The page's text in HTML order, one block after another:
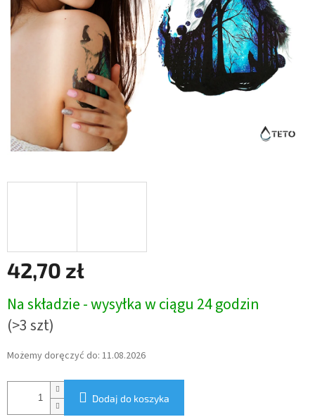
42,70 zł
jednostkowa:
Na składzie - wysyłka w ciągu 24 godzin
(>3 szt)
Możemy doręczyć do: 11.08.2026
Dodaj do koszyka